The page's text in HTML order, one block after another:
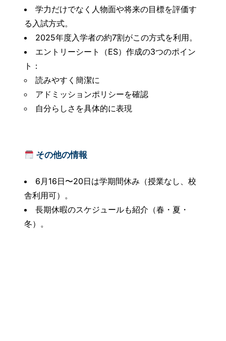
学力だけでなく人物面や将来の目標を評価す
る入試方式。
2025年度入学者の約7割がこの方式を利用。
エントリーシート（ES）作成の3つのポイン
ト：
読みやすく簡潔に
アドミッションポリシーを確認
自分らしさを具体的に表現
その他の情報
6月16日〜20日は学期間休み（授業なし、校
舎利用可）。
長期休暇のスケジュールも紹介（春・夏・
冬）。